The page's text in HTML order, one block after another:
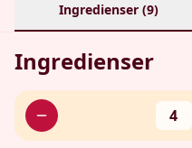
Ingredienser (9)
Ingredienser
4